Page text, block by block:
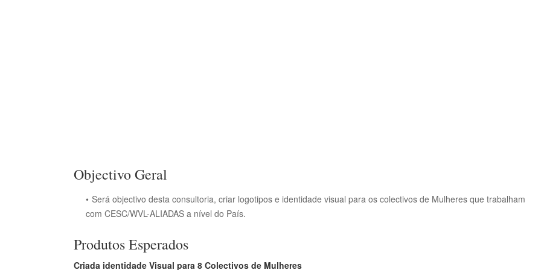
Objectivo Geral
Será objectivo desta consultoria, criar logotipos e identidade visual para os colectivos de Mulheres que trabalham
com CESC/WVL-ALIADAS a nível do País.
Produtos Esperados
Criada identidade Visual para 8 Colectivos de Mulheres